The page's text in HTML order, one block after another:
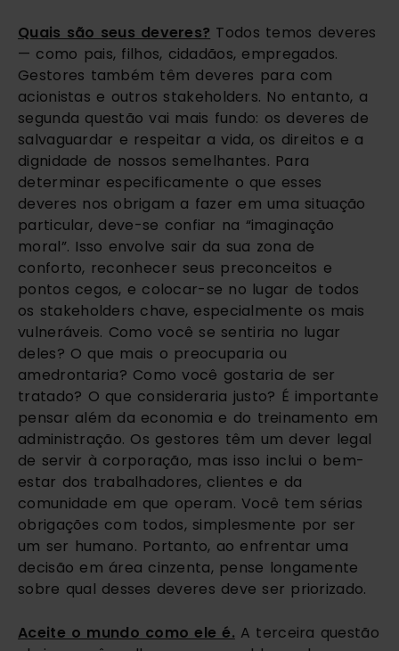
Quais são seus deveres? Todos temos deveres
— como pais, filhos, cidadãos, empregados.
Gestores também têm deveres para com
acionistas e outros stakeholders. No entanto, a
segunda questão vai mais fundo: os deveres de
salvaguardar e respeitar a vida, os direitos e a
dignidade de nossos semelhantes. Para
determinar especificamente o que esses
deveres nos obrigam a fazer em uma situação
particular, deve-se confiar na “imaginação
moral”. Isso envolve sair da sua zona de
conforto, reconhecer seus preconceitos e
pontos cegos, e colocar-se no lugar de todos
os stakeholders chave, especialmente os mais
vulneráveis. Como você se sentiria no lugar
deles? O que mais o preocuparia ou
amedrontaria? Como você gostaria de ser
tratado? O que consideraria justo? É importante
pensar além da economia e do treinamento em
administração. Os gestores têm um dever legal
de servir à corporação, mas isso inclui o bem-
estar dos trabalhadores, clientes e da
comunidade em que operam. Você tem sérias
obrigações com todos, simplesmente por ser
um ser humano. Portanto, ao enfrentar uma
decisão em área cinzenta, pense longamente
sobre qual desses deveres deve ser priorizado.
Aceite o mundo como ele é. A terceira questão